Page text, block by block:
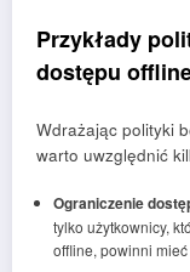
Przykłady
dostępu
Wdrażając polityki
warto uwzględnić
Ograniczenie
tylko użytkownicy,
offline, powinni